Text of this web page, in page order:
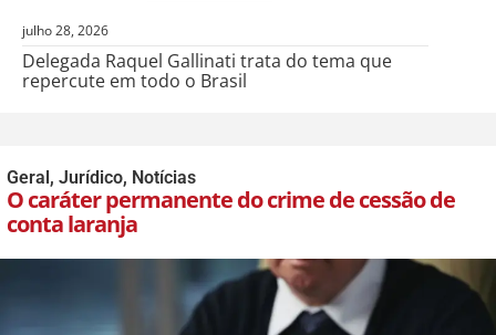
julho 28, 2026
Delegada Raquel Gallinati trata do tema que
repercute em todo o Brasil
Geral, Jurídico, Notícias
O caráter permanente do crime de cessão de
conta laranja